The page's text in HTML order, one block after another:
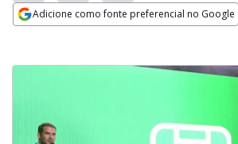
Adicione como fonte preferencial no Google